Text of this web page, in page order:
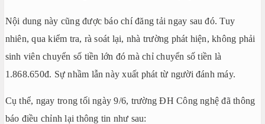
Nội dung này cũng được báo chí đăng tải ngay sau đó. Tuy
nhiên, qua kiểm tra, rà soát lại, nhà trường phát hiện, không phải
sinh viên chuyển số tiền lớn đó mà chỉ chuyển số tiền là
1.868.650đ. Sự nhầm lẫn này xuất phát từ người đánh máy.
Cụ thể, ngay trong tối ngày 9/6, trường ĐH Công nghệ đã thông
báo điều chỉnh lại thông tin như sau: